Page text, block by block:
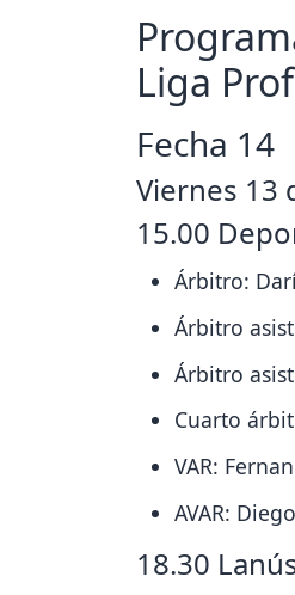
Liga
Fecha 14
Viernes 13
15.00
Árbitro:
Árbitro
Árbitro
Cuarto
VAR:
AVAR:
18.30